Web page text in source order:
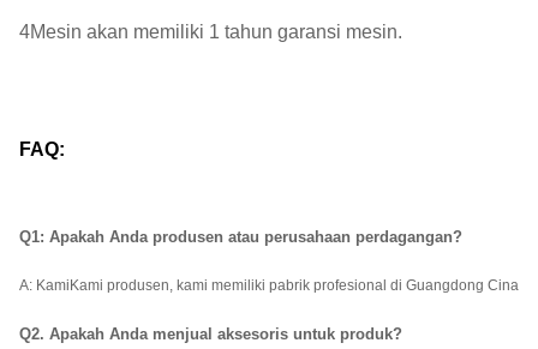
4Mesin akan memiliki 1 tahun garansi mesin.
FAQ:
Q1: Apakah Anda produsen atau perusahaan perdagangan?
A: Kami Kami produsen, kami memiliki pabrik profesional di Guangdong Cina
Q2. Apakah Anda menjual aksesoris untuk produk?